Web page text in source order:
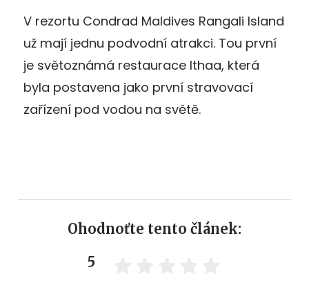
V rezortu Condrad Maldives Rangali Island
už mají jednu podvodní atrakci. Tou první
je světoznámá restaurace Ithaa, která
byla postavena jako první stravovací
zařízení pod vodou na světě.
Ohodnoťte tento článek:
5